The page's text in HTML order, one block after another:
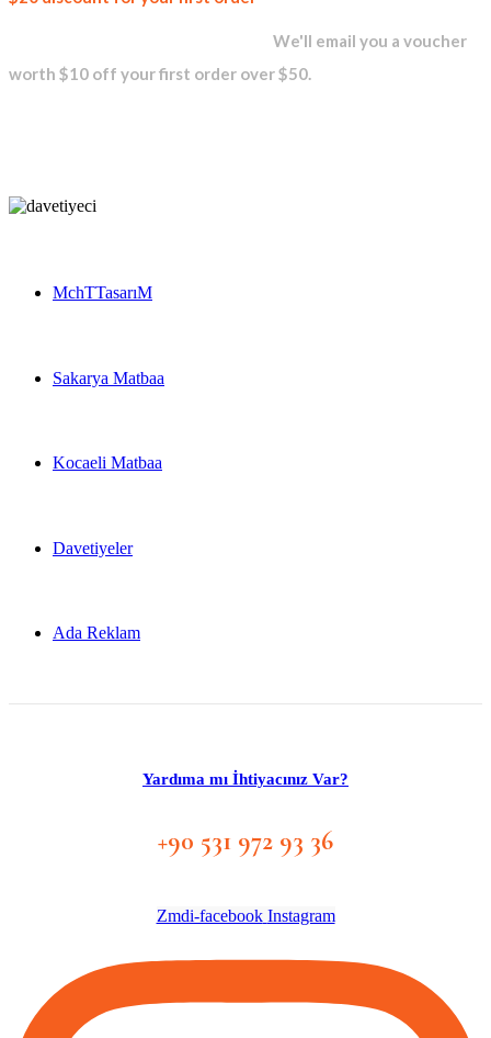
We'll email you a voucher
worth $10 off your first order over $50.
MchTTasarıM
Sakarya Matbaa
Kocaeli Matbaa
Davetiyeler
Ada Reklam
Yardıma mı İhtiyacınız Var?
+90 531 972 93 36
Zmdi-facebook Instagram